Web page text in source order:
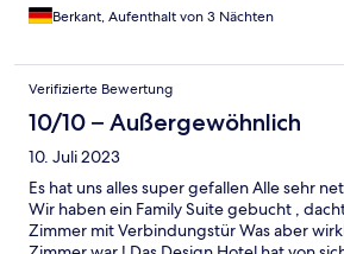
Berkant, Aufenthalt von 3 Nächten
Verifizierte Bewertung
10/10 – Außergewöhnlich
10. Juli 2023
Es hat uns alles super gefallen Alle sehr
Wir haben ein Family Suite gebucht ,
Zimmer mit Verbindungstür Was aber